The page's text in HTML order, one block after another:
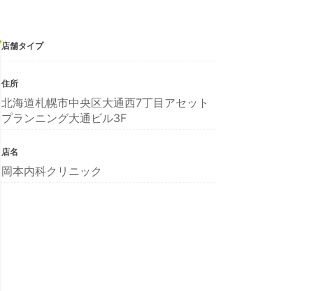
店舗タイプ
住所
北海道札幌市中央区大通西7丁目アセット
プランニング大通ビル3F
店名
岡本内科クリニック